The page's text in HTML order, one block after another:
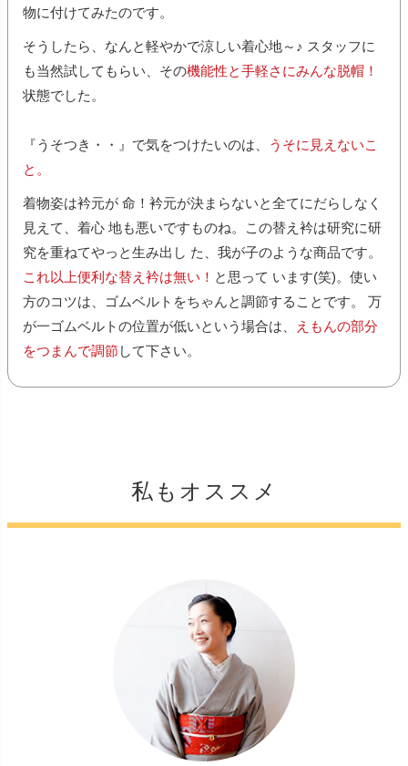
物に付けてみたのです。
そうしたら、なんと軽やかで涼しい着心地～♪ スタッフに
も当然試してもらい、その機能性と手軽さにみんな脱帽！
状態でした。
『うそつき・・』で気をつけたいのは、
うそに見えないこ
と。
着物姿は衿元が 命！衿元が決まらないと全てにだらしなく
見えて、着心 地も悪いですものね。この替え衿は研究に研
究を重ねてやっと生み出し た、我が子のような商品です。
これ以上便利な替え衿は無い！ と思って います(笑)。使い
方のコツは、ゴムベルトをちゃんと調節することです。 万
が一ゴムベルトの位置が低いという場合は、
えもんの部分
をつまんで調節 して下さい。
私もオススメ